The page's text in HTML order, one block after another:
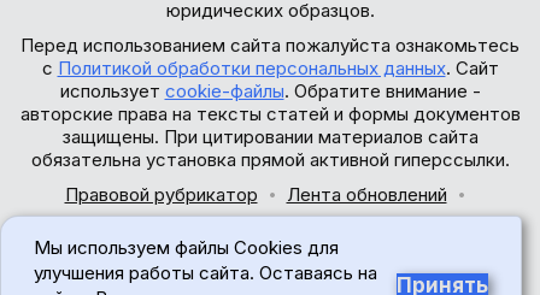
юридических образцов.
Перед использованием сайта пожалуйста ознакомьтесь
с Политикой обработки персональных данных. Сайт
использует cookie-файлы. Обратите внимание -
авторские права на тексты статей и формы документов
защищены. При цитировании материалов сайта
обязательна установка прямой активной гиперссылки.
Правовой рубрикатор
Лента обновлений
© 2017-2026
Мы используем файлы Cookies для
улучшения работы сайта. Оставаясь на
Принять